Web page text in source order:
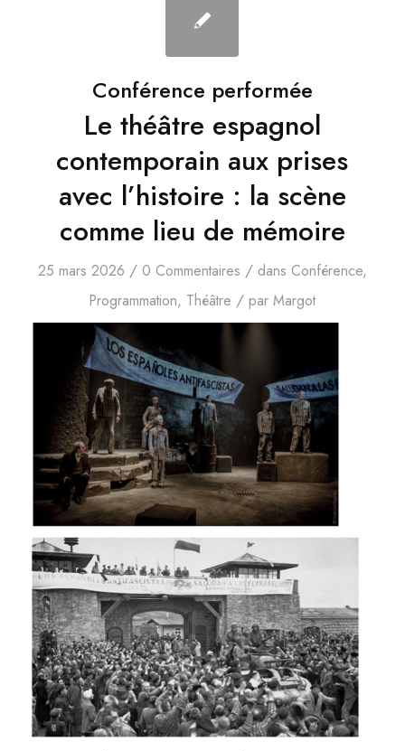
Conférence performée
Le théâtre espagnol
contemporain aux prises
avec l’histoire : la scène
comme lieu de mémoire
25 mars 2026 / 0 Commentaires / dans Conférence,
Programmation, Théâtre / par Margot